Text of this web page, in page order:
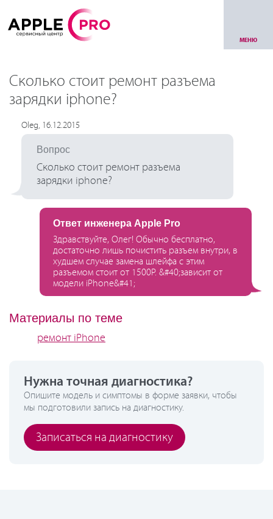
МЕНЮ
Сколько стоит ремонт разъема
зарядки iphone?
Oleg, 16.12.2015
Вопрос
Сколько стоит ремонт разъема
зарядки iphone?
Ответ инженера Apple Pro
Здравствуйте, Олег! Обычно бесплатно,
достаточно лишь почистить разъем внутри, в
худшем случае замена шлейфа с этим
разъемом стоит от 1500Р. &#40;зависит от
модели iPhone&#41;
Материалы по теме
ремонт iPhone
Нужна точная диагностика?
Опишите модель и симптомы в форме заявки, чтобы
мы подготовили запись на диагностику.
Записаться на диагностику